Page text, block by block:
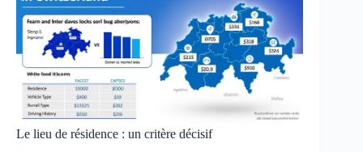
Le lieu de résidence : un critère décisif